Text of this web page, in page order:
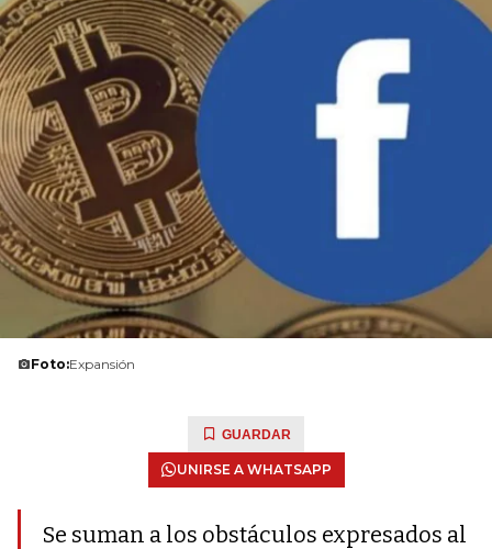
Foto:Expansión
GUARDAR
UNIRSE A WHATSAPP
Se suman a los obstáculos expresados al